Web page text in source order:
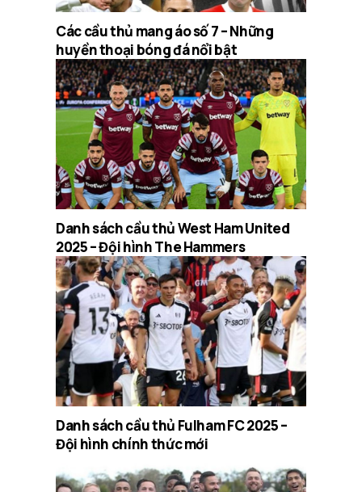
Các cầu thủ mang áo số 7 – Những
huyền thoại bóng đá nổi bật
Danh sách cầu thủ West Ham United
2025 – Đội hình The Hammers
Danh sách cầu thủ Fulham FC 2025 –
Đội hình chính thức mới